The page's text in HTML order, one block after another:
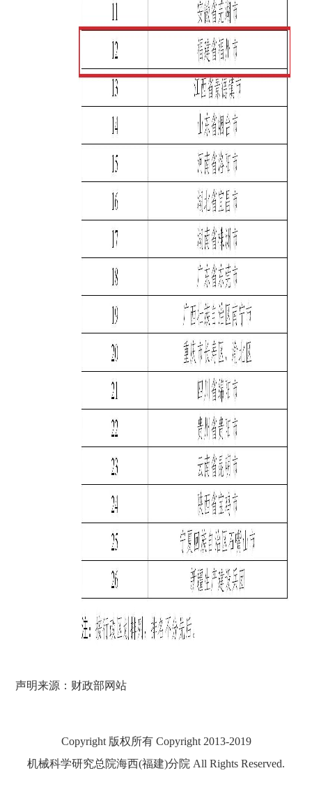
声明来源：财政部网站
Copyright 版权所有 Copyright 2013-2019
机械科学研究总院海西(福建)分院 All Rights Reserved.